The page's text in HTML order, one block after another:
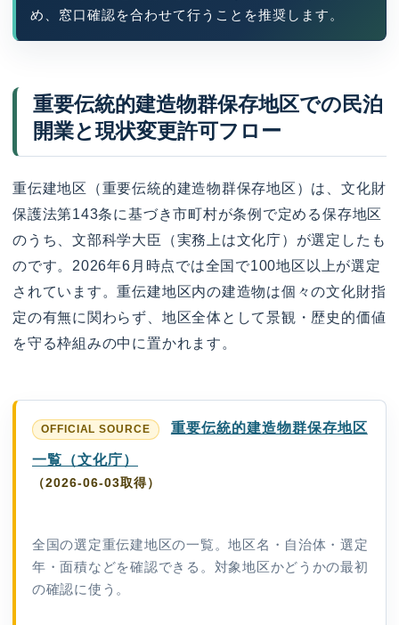
め、窓口確認を合わせて行うことを推奨します。
重要伝統的建造物群保存地区での民泊
開業と現状変更許可フロー
重伝建地区（重要伝統的建造物群保存地区）は、文化財
保護法第143条に基づき市町村が条例で定める保存地区
のうち、文部科学大臣（実務上は文化庁）が選定したも
のです。2026年6月時点では全国で100地区以上が選定
されています。重伝建地区内の建造物は個々の文化財指
定の有無に関わらず、地区全体として景観・歴史的価値
を守る枠組みの中に置かれます。
重要伝統的建造物群保存地区
一覧（文化庁）
（2026-06-03取得）
全国の選定重伝建地区の一覧。地区名・自治体・選定
年・面積などを確認できる。対象地区かどうかの最初
の確認に使う。